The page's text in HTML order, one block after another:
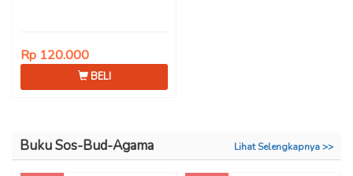
Rp 120.000
BELI
Buku Sos-Bud-Agama Lihat Selengkapnya >>